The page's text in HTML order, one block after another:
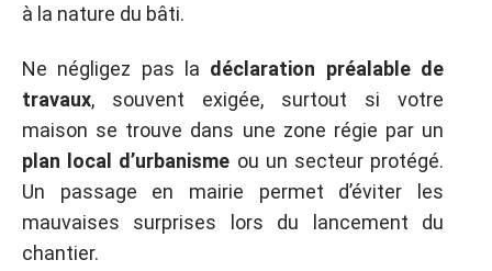
à la nature du bâti.
Ne négligez pas la déclaration préalable de
travaux, souvent exigée, surtout si votre
maison se trouve dans une zone régie par un
plan local d’urbanisme ou un secteur protégé.
Un passage en mairie permet d’éviter les
mauvaises surprises lors du lancement du
chantier.